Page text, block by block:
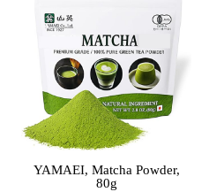
YAMAEI, Matcha Powder,
80g